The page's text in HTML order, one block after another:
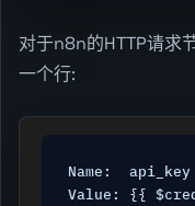
对于n8n的HTTP请求
一个行:
Name:  api_key
Value: {{